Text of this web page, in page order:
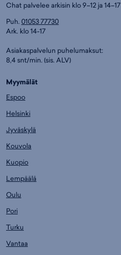
Chat palvelee arkisin klo 9–12 ja 14–17
Puh. 01053 77730
Ark. klo 14-17
Asiakaspalvelun puhelumaksut:
8,4 snt/min. (sis. ALV)
Myymälät
Espoo
Helsinki
Jyväskylä
Kouvola
Kuopio
Lempäälä
Oulu
Pori
Turku
Vantaa